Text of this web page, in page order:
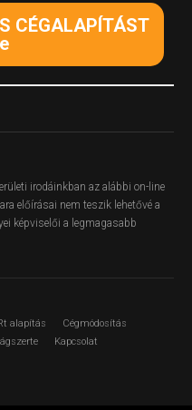
CÉGALAPÍTÁST
irodáinkban az alábbi on-line
előírásai nem teszik lehetővé a
képviselői a legmagasabb
alapítás
Cégmódosítás
Kapcsolat